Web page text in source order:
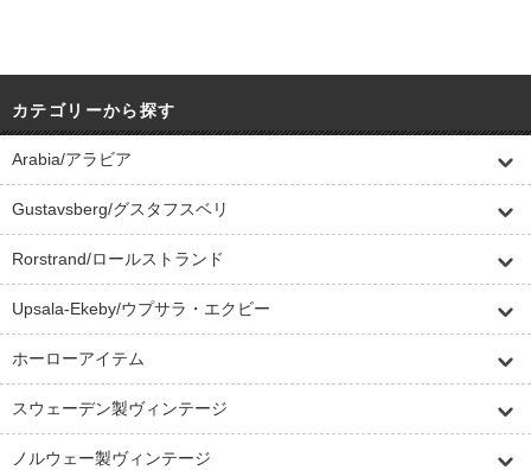
カテゴリーから探す
Arabia/アラビア
Gustavsberg/グスタフスベリ
Rorstrand/ロールストランド
Upsala-Ekeby/ウプサラ・エクビー
ホーローアイテム
スウェーデン製ヴィンテージ
ノルウェー製ヴィンテージ